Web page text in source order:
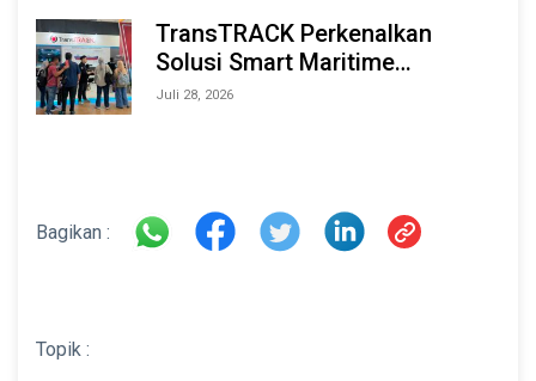
TransTRACK Perkenalkan
Solusi Smart Maritime
Monitoring Berbasis AI dan IoT
Juli 28, 2026
Bagikan :
Topik :